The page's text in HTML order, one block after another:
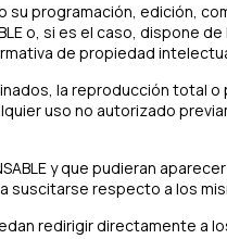
programación, edición,
o, si es el caso,
de propiedad
la reproducción total
uso no autorizado
y que pudieran
suscitarse respecto a los
redirigir directamente